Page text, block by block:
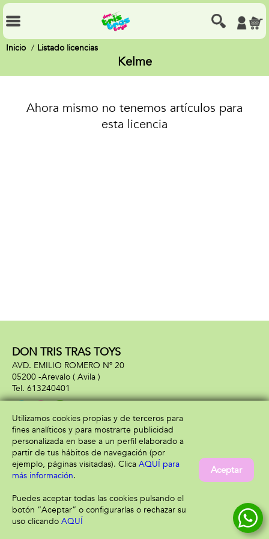
Inicio Listado licencias
Kelme
Ahora mismo no tenemos artículos para
esta licencia
DON TRIS TRAS TOYS
AVD. EMILIO ROMERO Nº 20
05200 -Arevalo ( Avila )
613240401
Información
Aviso legal
Política de privacidad
Política de cookies
Atención al cliente
Envío y devolución
Utilizamos cookies propias y de terceros para
fines analíticos y para mostrarte publicidad
personalizada en base a un perfil elaborado a
partir de tus hábitos de navegación (por
ejemplo, páginas visitadas). Clica AQUÍ para
más información.
Puedes aceptar todas las cookies pulsando el
botón “Aceptar” o configurarlas o rechazar su
uso clicando AQUÍ
Aceptar